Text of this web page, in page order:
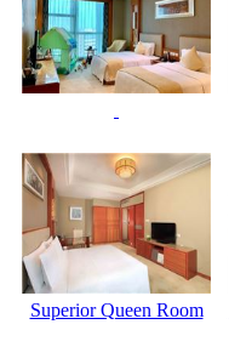
Superior Queen Room